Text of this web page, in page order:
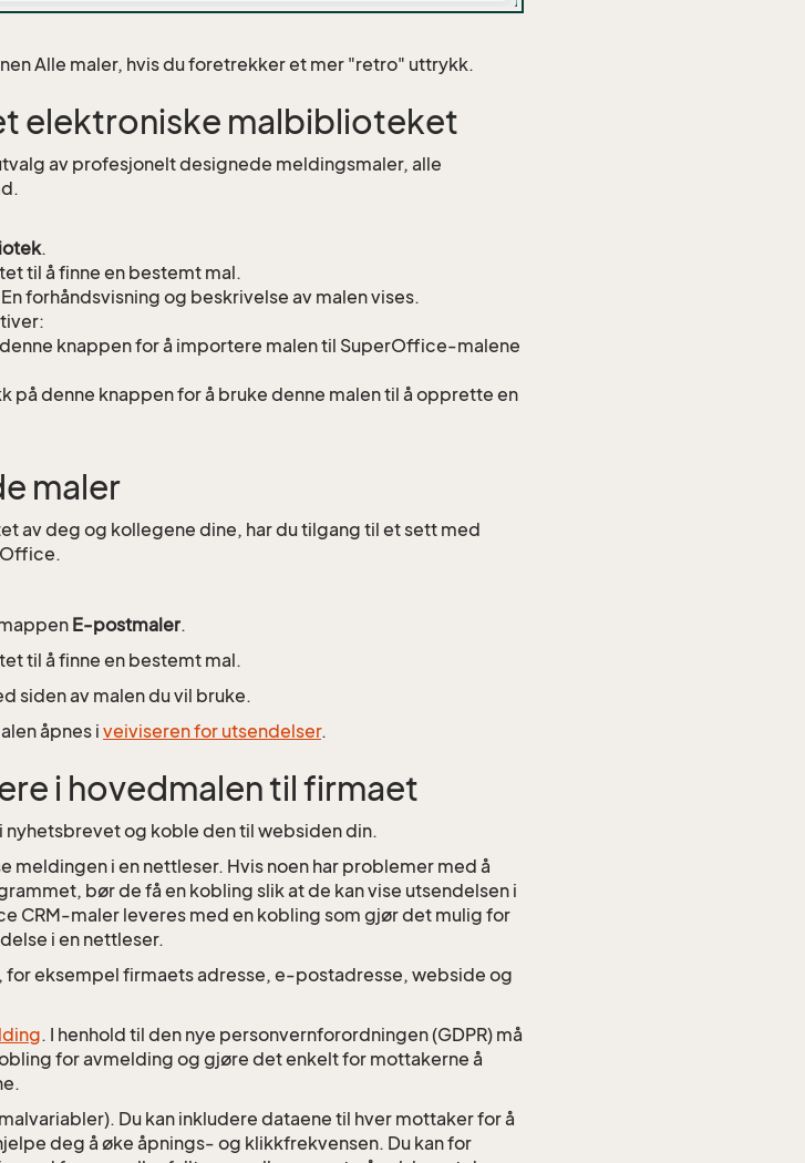
Alle maler, hvis du foretrekker et mer "retro" uttrykk.
elektroniske malbiblioteket
av profesjonelt designede meldingsmaler, alle
.
til å finne en bestemt mal.
forhåndsvisning og beskrivelse av malen vises.
knappen for å importere malen til SuperOffice-malene
på denne knappen for å bruke denne malen til å opprette en
maler
av deg og kollegene dine, har du tilgang til et sett med
E-postmaler.
til å finne en bestemt mal.
siden av malen du vil bruke.
åpnes i veiviseren for utsendelser.
i hovedmalen til firmaet
nyhetsbrevet og koble den til websiden din.
meldingen i en nettleser. Hvis noen har problemer med å
bør de få en kobling slik at de kan vise utsendelsen i
CRM-maler leveres med en kobling som gjør det mulig for
i en nettleser.
eksempel firmaets adresse, e-postadresse, webside og
. I henhold til den nye personvernforordningen (GDPR) må
for avmelding og gjøre det enkelt for mottakerne å
Du kan inkludere dataene til hver mottaker for å
deg å øke åpnings- og klikkfrekvensen. Du kan for